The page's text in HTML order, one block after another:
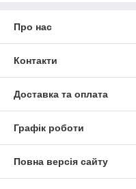
Про нас
Контакти
Доставка та оплата
Графік роботи
Повна версія сайту